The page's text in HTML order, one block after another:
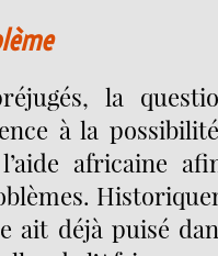
la
à la
africaine
ait déjà puisé